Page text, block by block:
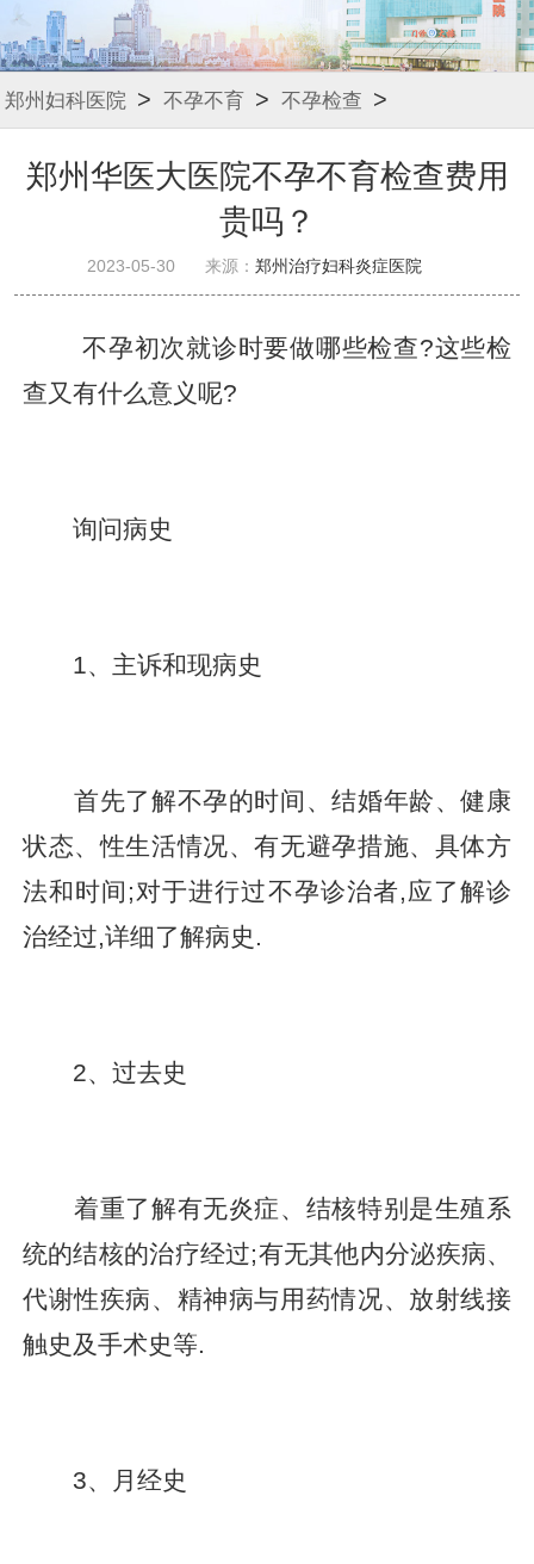
郑州妇科医院 > 不孕不育 > 不孕检查 >
郑州华医大医院不孕不育检查费用
贵吗？
2023-05-30 来源： 郑州治疗妇科炎症医院
不孕初次就诊时要做哪些检查?这些检
查又有什么意义呢?
询问病史
1、主诉和现病史
首先了解不孕的时间、结婚年龄、健康
状态、性生活情况、有无避孕措施、具体方
法和时间;对于进行过不孕诊治者,应了解诊
治经过,详细了解病史.
2、过去史
着重了解有无炎症、结核特别是生殖系
统的结核的治疗经过;有无其他内分泌疾病、
代谢性疾病、精神病与用药情况、放射线接
触史及手术史等.
3、月经史